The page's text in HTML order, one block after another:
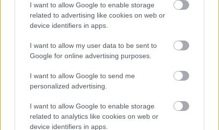
I want to allow Google to enable storage
related to advertising like cookies on web or
device identifiers in apps.
I want to allow my user data to be sent to
Google for online advertising purposes.
I want to allow Google to send me
personalized advertising.
I want to allow Google to enable storage
related to analytics like cookies on web or
device identifiers in apps.
Felkészülési szezon 4. mérkőzés
Nya Ullevi, Göteborg
2026-08-08 17:00
2 nap 1 óra 18 perc 47 másodperc
Leeds Unitedvs Manchester United2026-08-12 20:30
ELŐZŐ MÉRKŐZÉSEK